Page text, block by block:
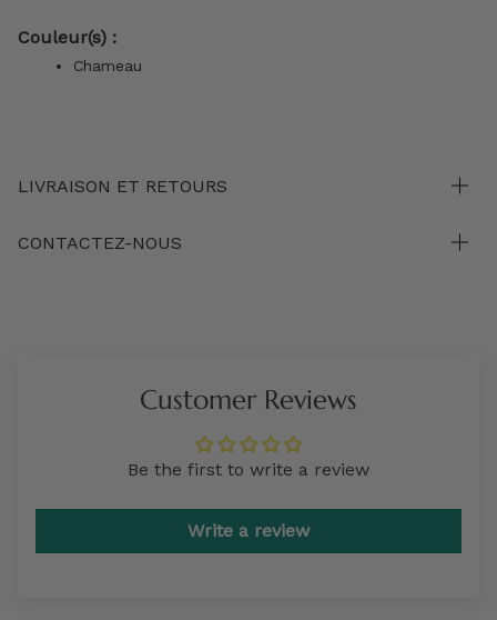
Couleur(s) :
Chameau
LIVRAISON ET RETOURS
CONTACTEZ-NOUS
Customer Reviews
Be the first to write a review
Write a review